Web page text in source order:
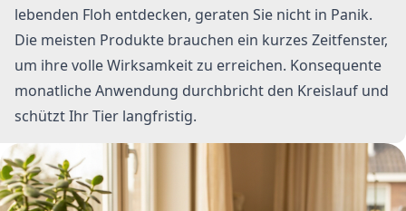
lebenden Floh entdecken, geraten Sie nicht in Panik.
Die meisten Produkte brauchen ein kurzes Zeitfenster,
um ihre volle Wirksamkeit zu erreichen. Konsequente
monatliche Anwendung durchbricht den Kreislauf und
schützt Ihr Tier langfristig.